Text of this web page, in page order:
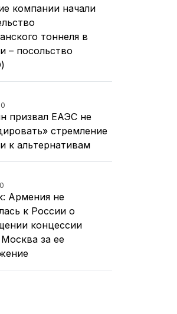
компании начали
тоннеля в
– посольство
призвал ЕАЭС не
стремление
к альтернативам
Армения не
к России о
концессии
за ее